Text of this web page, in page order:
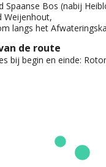
Spaanse Bos (nabij
Weijenhout,
langs het
de route
bij begin en einde: